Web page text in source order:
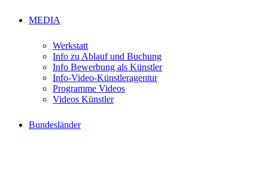
MEDIA
Werkstatt
Info zu Ablauf und Buchung
Info Bewerbung als Künstler
Info-Video-Künstleragentur
Programme Videos
Videos Künstler
Bundesländer